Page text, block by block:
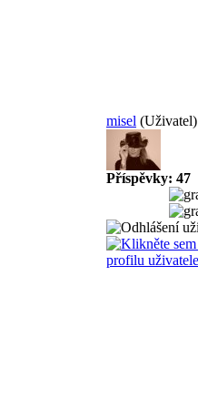
misel (Uživatel)
Příspěvky: 47